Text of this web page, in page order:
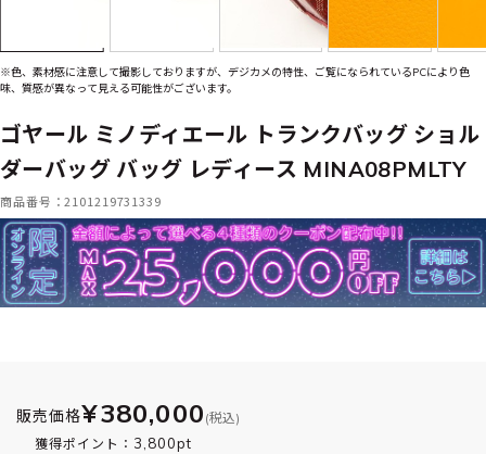
※色、素材感に注意して撮影しておりますが、デジカメの特性、ご覧になられているPCにより色
味、質感が異なって見える可能性がございます。
ゴヤール ミノディエール トランクバッグ ショル
ダーバッグ バッグ レディース MINA08PMLTY
商品番号：2101219731339
販売価格¥380,000 (税込)
獲得ポイント： 3,800pt